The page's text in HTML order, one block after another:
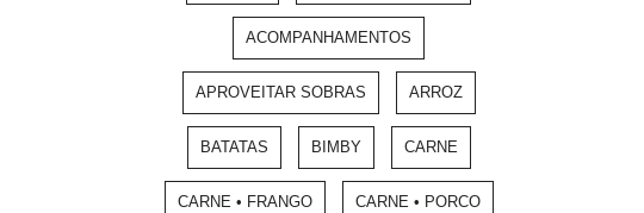
ACOMPANHAMENTOS
APROVEITAR SOBRAS ARROZ
BATATAS BIMBY CARNE
CARNE • FRANGO CARNE • PORCO